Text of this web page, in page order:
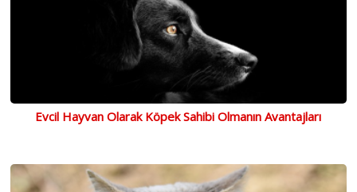
Evcil Hayvan Olarak Köpek Sahibi Olmanın Avantajları